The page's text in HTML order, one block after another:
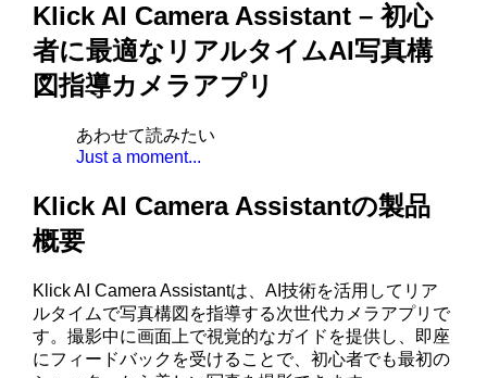
Klick AI Camera Assistant – 初心
者に最適なリアルタイムAI写真構
図指導カメラアプリ
あわせて読みたい
Just a moment...
Klick AI Camera Assistantの製品
概要
Klick AI Camera Assistantは、AI技術を活用してリア
ルタイムで写真構図を指導する次世代カメラアプリで
す。撮影中に画面上で視覚的なガイドを提供し、即座
にフィードバックを受けることで、初心者でも最初の